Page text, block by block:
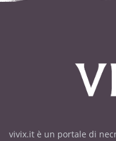
vivix.it è un portale di